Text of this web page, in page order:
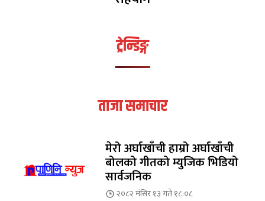
ट्रेन्डिङ्ग
ताजा समाचार
मेरो अर्घाखाँची हाम्रो अर्घाखाँची
बोलको गीतको म्युजिक भिडियो
सार्वजनिक
२०८२ मंसिर १३ गते १८:०८